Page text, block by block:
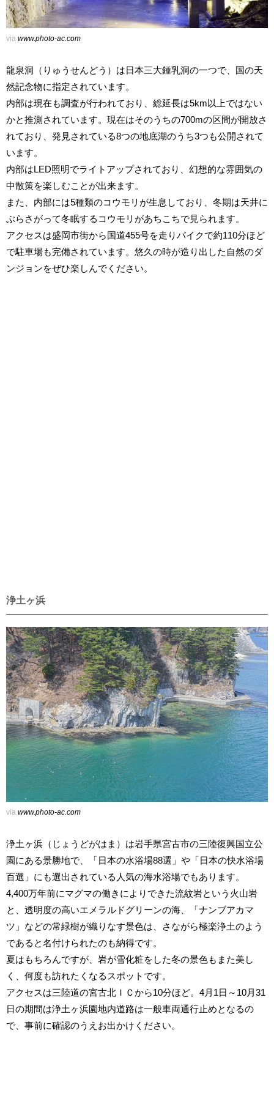
via www.photo-ac.com
龍泉洞（りゅうせんどう）は日本三大鍾乳洞の一つで、国の天
然記念物に指定されています。
内部は現在も調査が行われており、総延長は5km以上ではない
かと推測されています。現在はそのうちの700mの区間が開放さ
れており、発見されている8つの地底湖のうち3つも公開されて
います。
内部はLED照明でライトアップされており、幻想的な雰囲気の
中散策を楽しむことが出来ます。
また、内部には5種類のコウモリが生息しており、冬期は天井に
ぶらさがって冬眠するコウモリがあちこちで見られます。
アクセスは盛岡市街から国道455号を走りバイクで約110分ほど
で駐車場も完備されています。悠久の時が造り出した自然のダ
ンジョンをぜひ楽しんでください。
浄土ヶ浜
via www.photo-ac.com
浄土ヶ浜（じょうどがはま）は岩手県宮古市の三陸復興国立公
園にある景勝地で、「日本の水浴場88選」や「日本の快水浴場
百選」にも選出されている人気の海水浴場でもあります。
4,400万年前にマグマの働きによりできた流紋岩という火山岩
と、透明度の高いエメラルドグリーンの海、「ナンブアカマ
ツ」などの常緑樹が織りなす景色は、さながら極楽浄土のよう
であると名付けられたのも納得です。
夏はもちろんですが、岩が雪化粧をした冬の景色もまた美し
く、何度も訪れたくなるスポットです。
アクセスは三陸道の宮古北ＩＣから10分ほど。4月1日～10月31
日の期間は浄土ヶ浜園地内道路は一般車両通行止めとなるの
で、事前に確認のうえお出かけください。